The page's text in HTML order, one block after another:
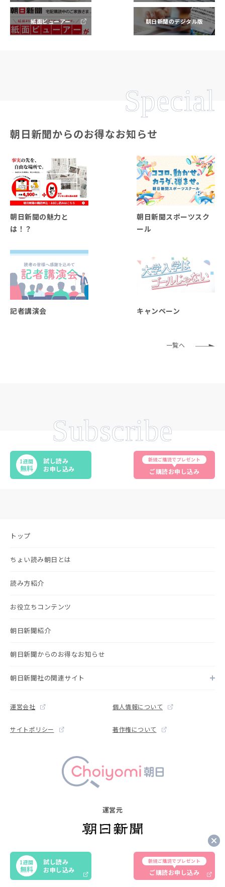
紙面ビューアー 朝日新聞のデジタル版
Special
朝日新聞からのお得なお知らせ
朝日新聞の魅力と
は！？
朝日新聞スポーツスク
ール
記者講演会 キャンペーン
一覧へ
Subscribe
1週間
無料
試し読み
お申し込み
新規ご購読でプレゼント
ご購読お申し込み
1週間
無料
試し読み
お申し込み
新規ご購読でプレゼント
ご購読お申し込み
運営元
トップ
ちょい読み朝日とは
読み方紹介
お役立ちコンテンツ
朝日新聞紹介
朝日新聞からのお得なお知らせ
朝日新聞社の関連サイト
運営会社 個人情報について
サイトポリシー 著作権について
Copyright © The Asahi Shimbun Company. All rights reserved.
Noreproduction or republication without written permission.